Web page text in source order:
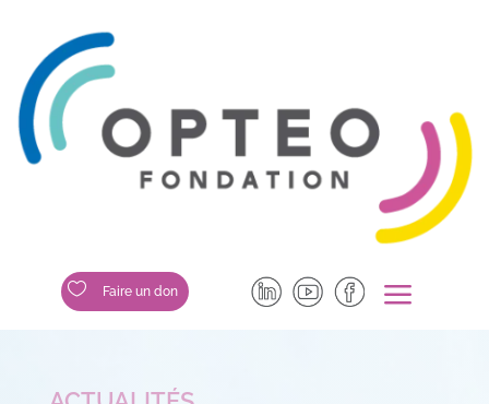
 Faire un don a